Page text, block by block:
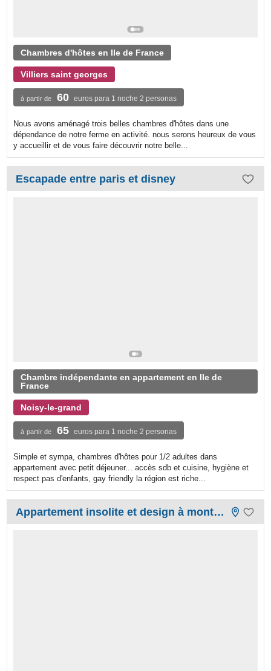
Chambres d'hôtes en Ile de France
Villiers saint georges
à partir de 60 euros para 1 noche 2 personas
Nous avons aménagé trois belles chambres d'hôtes dans une
dépendance de notre ferme en activité. nous serons heureux de vous
y accueillir et de vous faire découvrir notre belle...
Escapade entre paris et disney
Chambre indépendante en appartement en Ile de
France
Noisy-le-grand
à partir de 65 euros para 1 noche 2 personas
Simple et sympa, chambres d'hôtes pour 1/2 adultes dans
appartement avec petit déjeuner... accès sdb et cuisine, hygiène et
respect pas d'enfants, gay friendly la région est riche...
Appartement insolite et design à montmartre